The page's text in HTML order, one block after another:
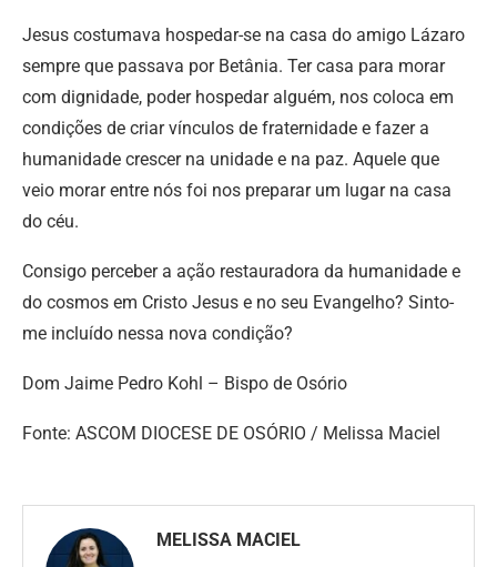
Jesus costumava hospedar-se na casa do amigo Lázaro
sempre que passava por Betânia. Ter casa para morar
com dignidade, poder hospedar alguém, nos coloca em
condições de criar vínculos de fraternidade e fazer a
humanidade crescer na unidade e na paz. Aquele que
veio morar entre nós foi nos preparar um lugar na casa
do céu.
Consigo perceber a ação restauradora da humanidade e
do cosmos em Cristo Jesus e no seu Evangelho? Sinto-
me incluído nessa nova condição?
Dom Jaime Pedro Kohl – Bispo de Osório
Fonte: ASCOM DIOCESE DE OSÓRIO / Melissa Maciel
MELISSA MACIEL